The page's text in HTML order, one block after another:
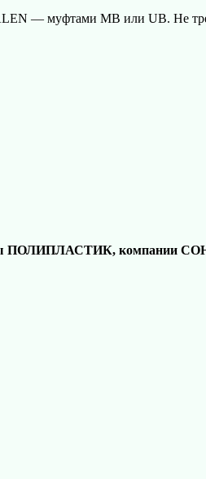
— муфтами МВ или UB. Не
ПОЛИПЛАСТИК, компании